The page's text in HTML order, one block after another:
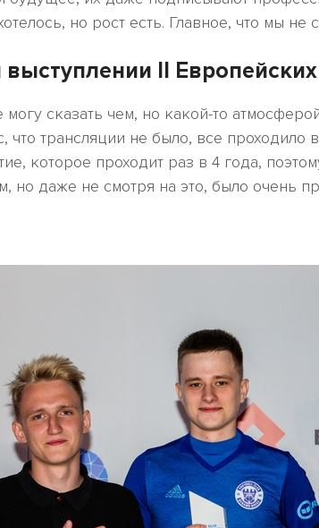
но рост есть. Главное, что мы не
II
сказать чем, но какой-то
что трансляции не было, все
которое проходит раз в 4 года,
даже не смотря на это, было очень